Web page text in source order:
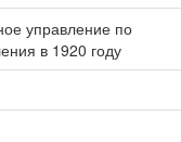
управление по
в 1920 году